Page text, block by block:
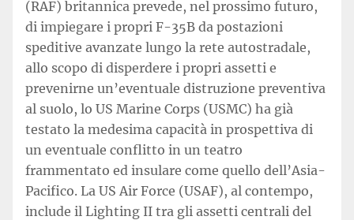
(RAF) britannica prevede, nel prossimo futuro,
di impiegare i propri F-35B da postazioni
speditive avanzate lungo la rete autostradale,
allo scopo di disperdere i propri assetti e
prevenirne un’eventuale distruzione preventiva
al suolo, lo US Marine Corps (USMC) ha già
testato la medesima capacità in prospettiva di
un eventuale conflitto in un teatro
frammentato ed insulare come quello dell’Asia-
Pacifico. La US Air Force (USAF), al contempo,
include il Lighting II tra gli assetti centrali del